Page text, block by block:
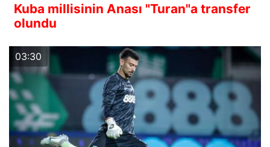
Kuba millisinin Anası "Turan"a transfer
olundu
03:30